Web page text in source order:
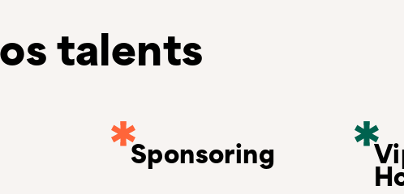
talents
Sponsoring